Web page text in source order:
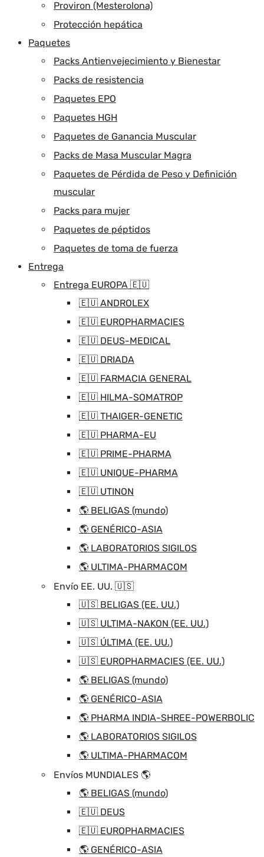
Proviron (Mesterolona)
Protección hepática
Paquetes
Packs Antienvejecimiento y Bienestar
Packs de resistencia
Paquetes EPO
Paquetes HGH
Paquetes de Ganancia Muscular
Packs de Masa Muscular Magra
Paquetes de Pérdida de Peso y Definición
muscular
Packs para mujer
Paquetes de péptidos
Paquetes de toma de fuerza
Entrega
Entrega EUROPA 🇪🇺
🇪🇺 ANDROLEX
🇪🇺 EUROPHARMACIES
🇪🇺 DEUS-MEDICAL
🇪🇺 DRIADA
🇪🇺 FARMACIA GENERAL
🇪🇺 HILMA-SOMATROP
🇪🇺 THAIGER-GENETIC
🇪🇺 PHARMA-EU
🇪🇺 PRIME-PHARMA
🇪🇺 UNIQUE-PHARMA
🇪🇺 UTINON
🌎 BELIGAS (mundo)
🌎 GENÉRICO-ASIA
🌎 LABORATORIOS SIGILOS
🌎 ULTIMA-PHARMACOM
Envío EE. UU. 🇺🇸
🇺🇸 BELIGAS (EE. UU.)
🇺🇸 ULTIMA-NAKON (EE. UU.)
🇺🇸 ÚLTIMA (EE. UU.)
🇺🇸 EUROPHARMACIES (EE. UU.)
🌎 BELIGAS (mundo)
🌎 GENÉRICO-ASIA
🌎 PHARMA INDIA-SHREE-POWERBOLIC
🌎 LABORATORIOS SIGILOS
🌎 ULTIMA-PHARMACOM
Envíos MUNDIALES 🌎
🌎 BELIGAS (mundo)
🇪🇺 DEUS
🇪🇺 EUROPHARMACIES
🌎 GENÉRICO-ASIA